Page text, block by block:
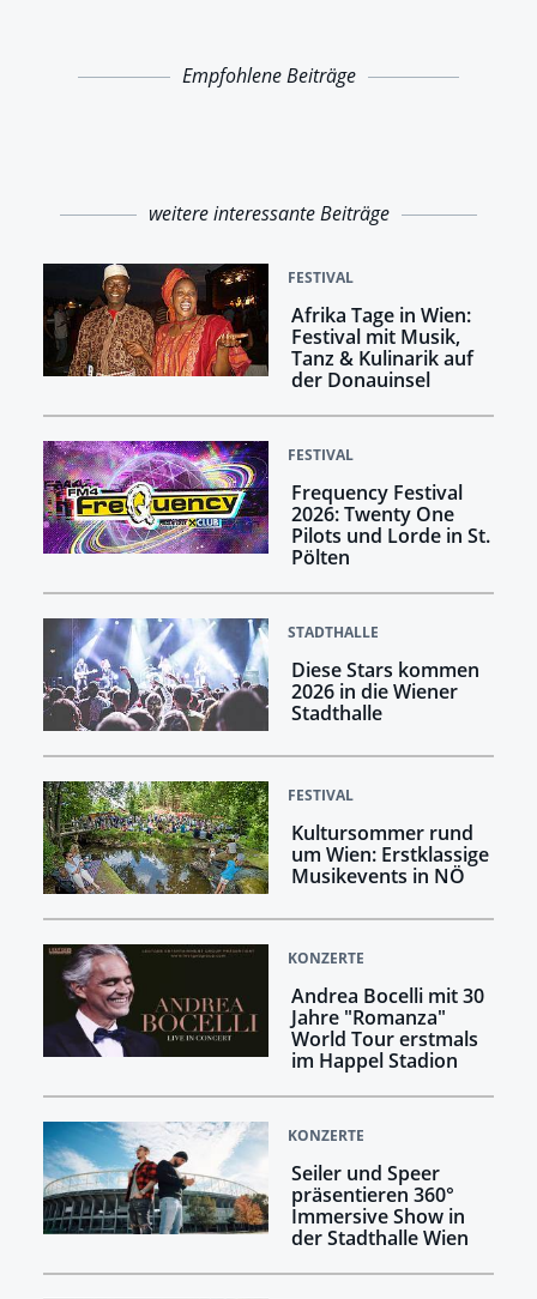
Empfohlene Beiträge
weitere interessante Beiträge
FESTIVAL
Afrika Tage in Wien:
Festival mit Musik,
Tanz & Kulinarik auf
der Donauinsel
FESTIVAL
Frequency Festival
2026: Twenty One
Pilots und Lorde in St.
Pölten
STADTHALLE
Diese Stars kommen
2026 in die Wiener
Stadthalle
FESTIVAL
Kultursommer rund
um Wien: Erstklassige
Musikevents in NÖ
KONZERTE
Andrea Bocelli mit 30
Jahre "Romanza"
World Tour erstmals
im Happel Stadion
KONZERTE
Seiler und Speer
präsentieren 360°
Immersive Show in
der Stadthalle Wien